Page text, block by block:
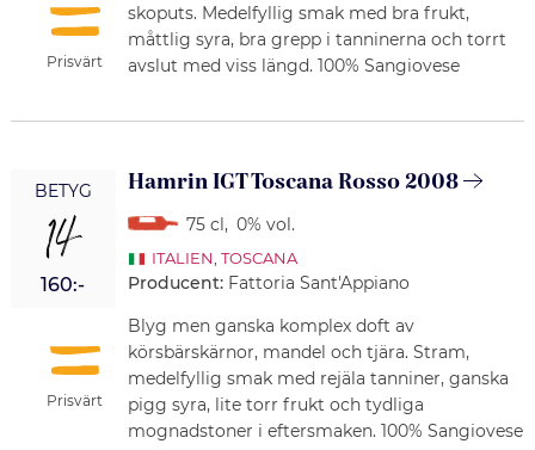
Prisvärt
skoputs. Medelfyllig smak med bra frukt,
måttlig syra, bra grepp i tanninerna och torrt
avslut med viss längd. 100% Sangiovese
BETYG
14
160:-
Prisvärt
Hamrin IGT Toscana Rosso 2008
75 cl, 0% vol.
ITALIEN TOSCANA
Producent: Fattoria Sant'Appiano
Blyg men ganska komplex doft av
körsbärskärnor, mandel och tjära. Stram,
medelfyllig smak med rejäla tanniner, ganska
pigg syra, lite torr frukt och tydliga
mognadstoner i eftersmaken. 100% Sangiovese